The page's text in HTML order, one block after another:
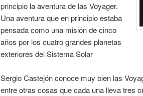
principio la aventura de las Voyager.
Una aventura que en principio estaba
pensada como una misión de cinco
años por los cuatro grandes planetas
exteriores del Sistema Solar
Sergio Castejón conoce muy bien las
entre otras cosas que cada una lleva tres